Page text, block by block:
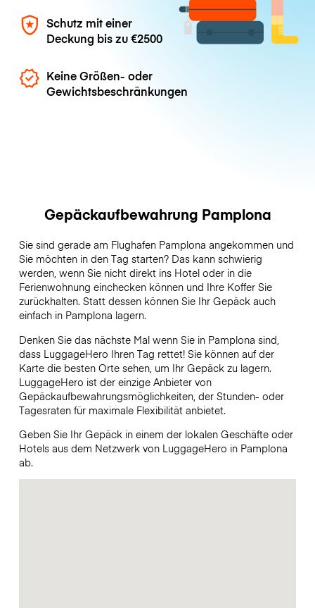
Schutz mit einer
Deckung bis zu€2500
Keine Größen- oder
Gewichtsbeschränkungen
Gepäckaufbewahrung Pamplona
Sie sind gerade am Flughafen Pamplona angekommen und
Sie möchten in den Tag starten? Das kann schwierig
werden, wenn Sie nicht direkt ins Hotel oder in die
Ferienwohnung einchecken können und Ihre Koffer Sie
zurückhalten. Statt dessen können Sie Ihr Gepäck auch
einfach in Pamplona lagern.
Denken Sie das nächste Mal wenn Sie in Pamplona sind,
dass LuggageHero Ihren Tag rettet! Sie können auf der
Karte die besten Orte sehen, um Ihr Gepäck zu lagern.
LuggageHero ist der einzige Anbieter von
Gepäckaufbewahrungsmöglichkeiten, der Stunden- oder
Tagesraten für maximale Flexibilität anbietet.
Geben Sie Ihr Gepäck in einem der lokalen Geschäfte oder
Hotels aus dem Netzwerk von LuggageHero in Pamplona
ab.